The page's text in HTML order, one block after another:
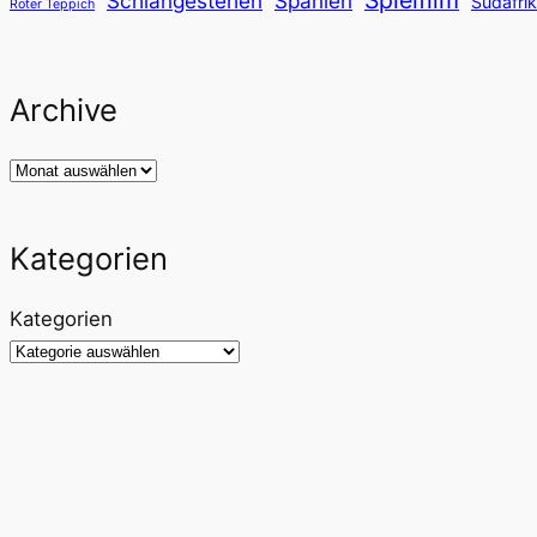
Roter Teppich
Archive
Archiv
Kategorien
Kategorien